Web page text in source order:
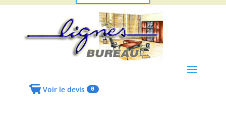
Voir le devis 0